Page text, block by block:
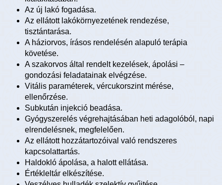
Az új lakó fogadása.
Az ellátott lakókörnyezetének rendezése,
tisztántarása.
A háziorvos, írásos rendelésén alapuló terápia
követése.
A szakorvos által rendelt kezelések, ápolási –
gondozási feladatainak elvégzése.
Vitális paraméterek, vércukorszint mérése,
ellenőrzése.
Subkután injekció beadása.
Gyógyszerelés végrehajtásában heti adagolóból, napi
elrendelésnek, megfelelően.
Az ellátott hozzátartozóival való rendszeres
kapcsolattartás.
Haldokló ápolása, a halott ellátása.
Értékleltár elkészítése.